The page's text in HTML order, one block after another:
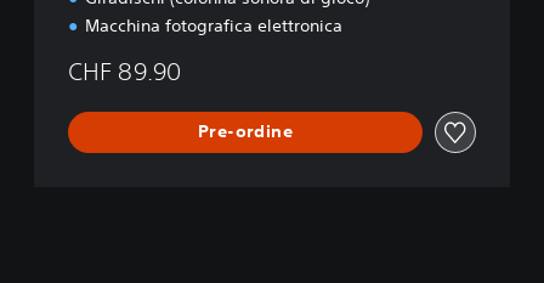
Macchina fotografica elettronica
CHF 89.90
Pre-ordine